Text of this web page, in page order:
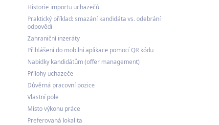
Historie importu uchazečů
Praktický příklad: smazání kandidáta vs. odebrání
odpovědi
Zahraniční inzeráty
Přihlášení do mobilní aplikace pomocí QR kódu
Nabídky kandidátům (offer management)
Přílohy uchazeče
Důvěrná pracovní pozice
Vlastní pole
Místo výkonu práce
Preferovaná lokalita